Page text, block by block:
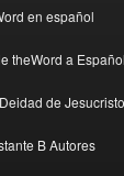
en español
theWord a
de Jesucristo
B Autores